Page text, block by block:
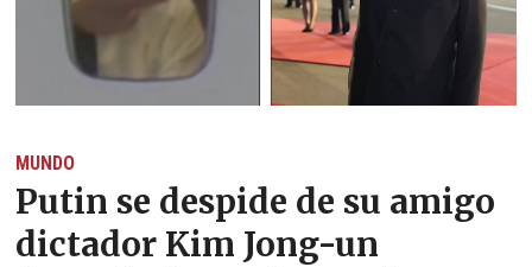
MUNDO
Putin se despide de su amigo
dictador Kim Jong-un